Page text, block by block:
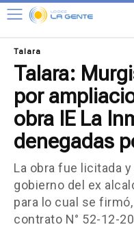
Talara
Talara:
por
obra IE La
denegadas
La obra fue licitada
gobierno del ex
para lo cual se
contrato N° 52-12-